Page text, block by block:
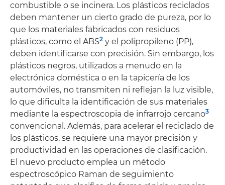
combustible o se incinera. Los plásticos reciclados
deben mantener un cierto grado de pureza, por lo
que los materiales fabricados con residuos
plásticos, como el ABS2 y el polipropileno (PP),
deben identificarse con precisión. Sin embargo, los
plásticos negros, utilizados a menudo en la
electrónica doméstica o en la tapicería de los
automóviles, no transmiten ni reflejan la luz visible,
lo que dificulta la identificación de sus materiales
mediante la espectroscopia de infrarrojo cercano3
convencional. Además, para acelerar el reciclado de
los plásticos, se requiere una mayor precisión y
productividad en las operaciones de clasificación.
El nuevo producto emplea un método
espectroscópico Raman de seguimiento